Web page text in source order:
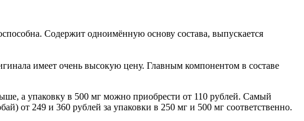
Содержит одноимённую основу состава, выпускается
имеет очень высокую цену. Главным компонентом в составе
а упаковку в 500 мг можно приобрести от 110 рублей. Самый
от 249 и 360 рублей за упаковки в 250 мг и 500 мг соответственно.